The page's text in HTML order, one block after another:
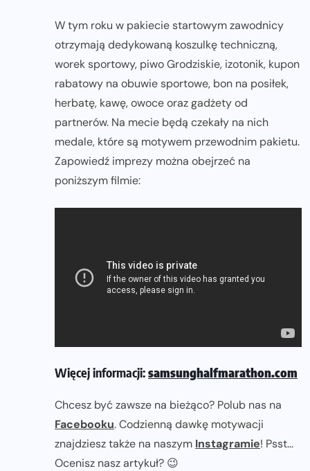
W tym roku w pakiecie startowym zawodnicy
otrzymają dedykowaną koszulkę techniczną,
worek sportowy, piwo Grodziskie, izotonik, kupon
rabatowy na obuwie sportowe, bon na posiłek,
herbatę, kawę, owoce oraz gadżety od
partnerów. Na mecie będą czekały na nich
medale, które są motywem przewodnim pakietu.
Zapowiedź imprezy można obejrzeć na
poniższym filmie:
Więcej informacji:samsunghalfmarathon.com
Chcesz być zawsze na bieżąco? Polub nas na
Facebooku. Codzienną dawkę motywacji
znajdziesz także na naszym Instagramie! Psst...
Ocenisz nasz artykuł? 😉